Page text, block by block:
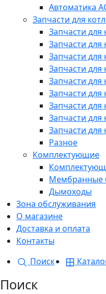
Автоматика
Запчасти для
Запчасти для
Запчасти для
Запчасти для
Запчасти
Запчасти для
Запчасти для
Запчасти для
Запчасти для
Запчасти для
Разное
Комплектующие
Мембранные
Дымоходы
Зона обслуживания
О магазине
Доставка и оплата
Контакты
Поиск
Поиск